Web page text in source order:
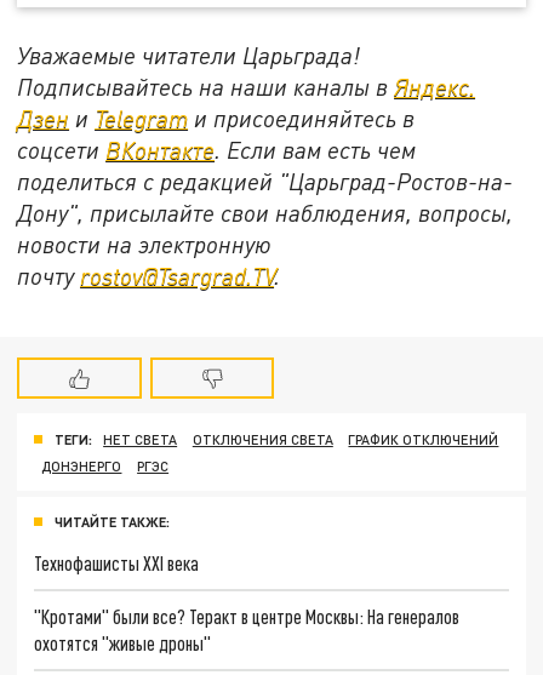
Уважаемые читатели Царьграда!
Подписывайтесь на наши каналы вЯндекс.
Дзен и Telegram и присоединяйтесь в
соцсети ВКонтакте. Если вам есть чем
поделиться с редакцией "Царьград-Ростов-на-
Дону", присылайте свои наблюдения, вопросы,
новости на электронную
почту rostov@Tsargrad.ТV.
ТЕГИ: НЕТ СВЕТА ОТКЛЮЧЕНИЯ СВЕТА
ГРАФИК ОТКЛЮЧЕНИЙ
ДОНЭНЕРГО
РГЭС
ЧИТАЙТЕ ТАКЖЕ:
Технофашисты XXI века
"Кротами" были все? Теракт в центре Москвы: На генералов
охотятся "живые дроны"